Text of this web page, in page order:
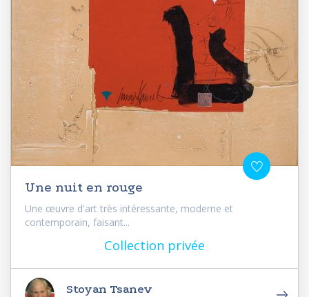
Une nuit en rouge
Une œuvre d'art très intéressante, moderne et
contemporain, faisant...
Collection privée
Stoyan Tsanev